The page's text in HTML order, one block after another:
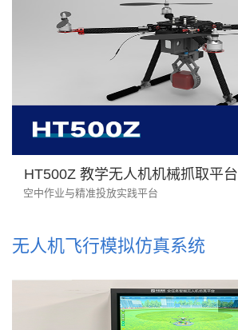
HT500Z 教学无人机机械抓取平台
空中作业与精准投放实践平台
无人机飞行模拟仿真系统